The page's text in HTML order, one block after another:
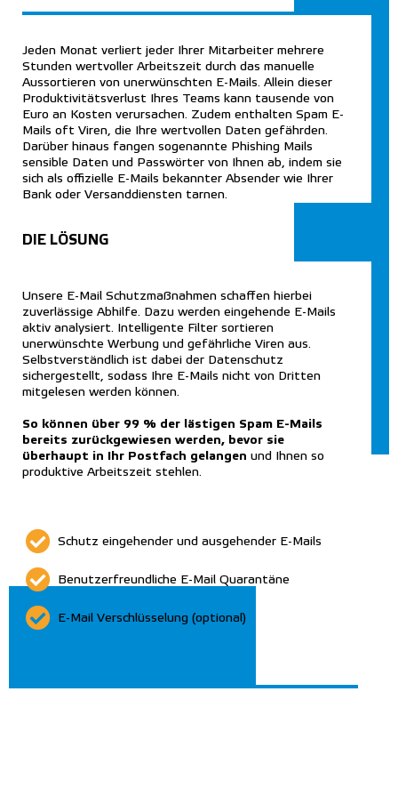
Jeden Monat verliert jeder Ihrer Mitarbeiter mehrere
Stunden wertvoller Arbeitszeit durch das manuelle
Aussortieren von unerwünschten E-Mails. Allein dieser
Produktivitätsverlust Ihres Teams kann tausende von
Euro an Kosten verursachen. Zudem enthalten Spam E-
Mails oft Viren, die Ihre wertvollen Daten gefährden.
Darüber hinaus fangen sogenannte Phishing Mails
sensible Daten und Passwörter von Ihnen ab, indem sie
sich als offizielle E-Mails bekannter Absender wie Ihrer
Bank oder Versanddiensten tarnen.
DIE LÖSUNG
Unsere E-Mail Schutzmaßnahmen schaffen hierbei
zuverlässige Abhilfe. Dazu werden eingehende E-Mails
aktiv analysiert. Intelligente Filter sortieren
unerwünschte Werbung und gefährliche Viren aus.
Selbstverständlich ist dabei der Datenschutz
sichergestellt, sodass Ihre E-Mails nicht von Dritten
mitgelesen werden können.
So können über 99 % der lästigen Spam E-Mails
bereits zurückgewiesen werden, bevor sie
überhaupt in Ihr Postfach gelangen und Ihnen so
produktive Arbeitszeit stehlen.
Schutz eingehender und ausgehender E-Mails
Benutzerfreundliche E-Mail Quarantäne
E-Mail Verschlüsselung (optional)